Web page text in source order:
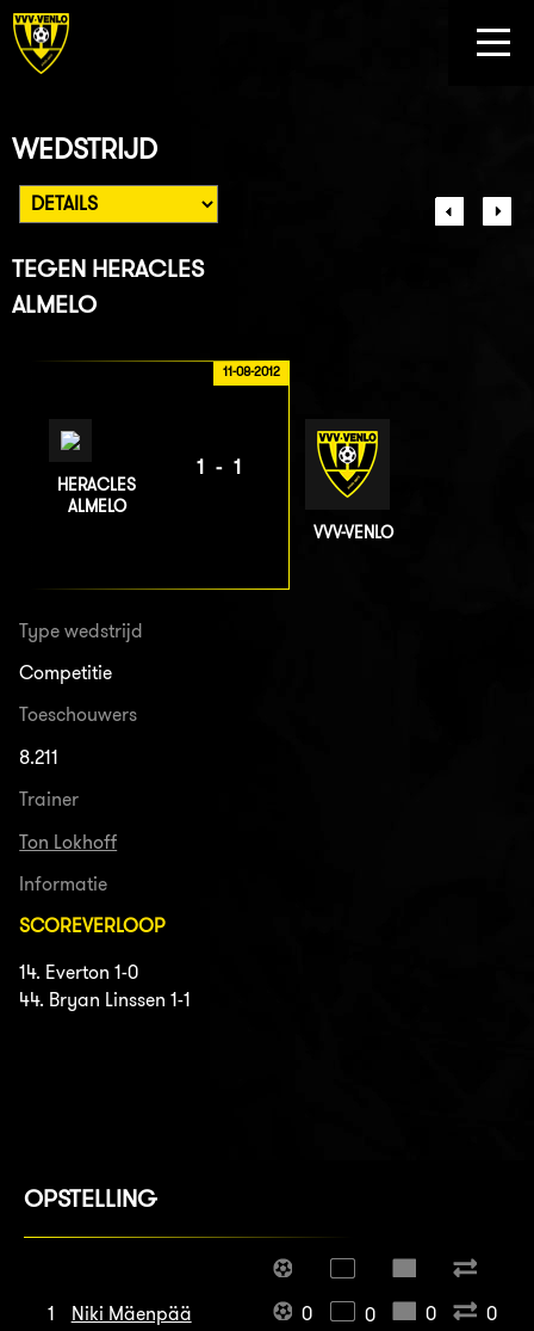
WEDSTRIJD
TEGEN HERACLES
ALMELO
11-08-2012
HERACLES
ALMELO
1-1
VVV-VENLO
Type wedstrijd
Competitie
Toeschouwers
8.211
Trainer
Ton Lokhoff
Informatie
SCOREVERLOOP
14. Everton 1-0
44. Bryan Linssen 1-1
OPSTELLING
1 Niki Mäenpää 0 0 0
0